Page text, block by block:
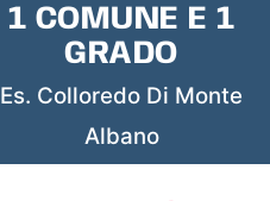
1 COMUNE E 1
GRADO
Es. Colloredo Di Monte
Albano